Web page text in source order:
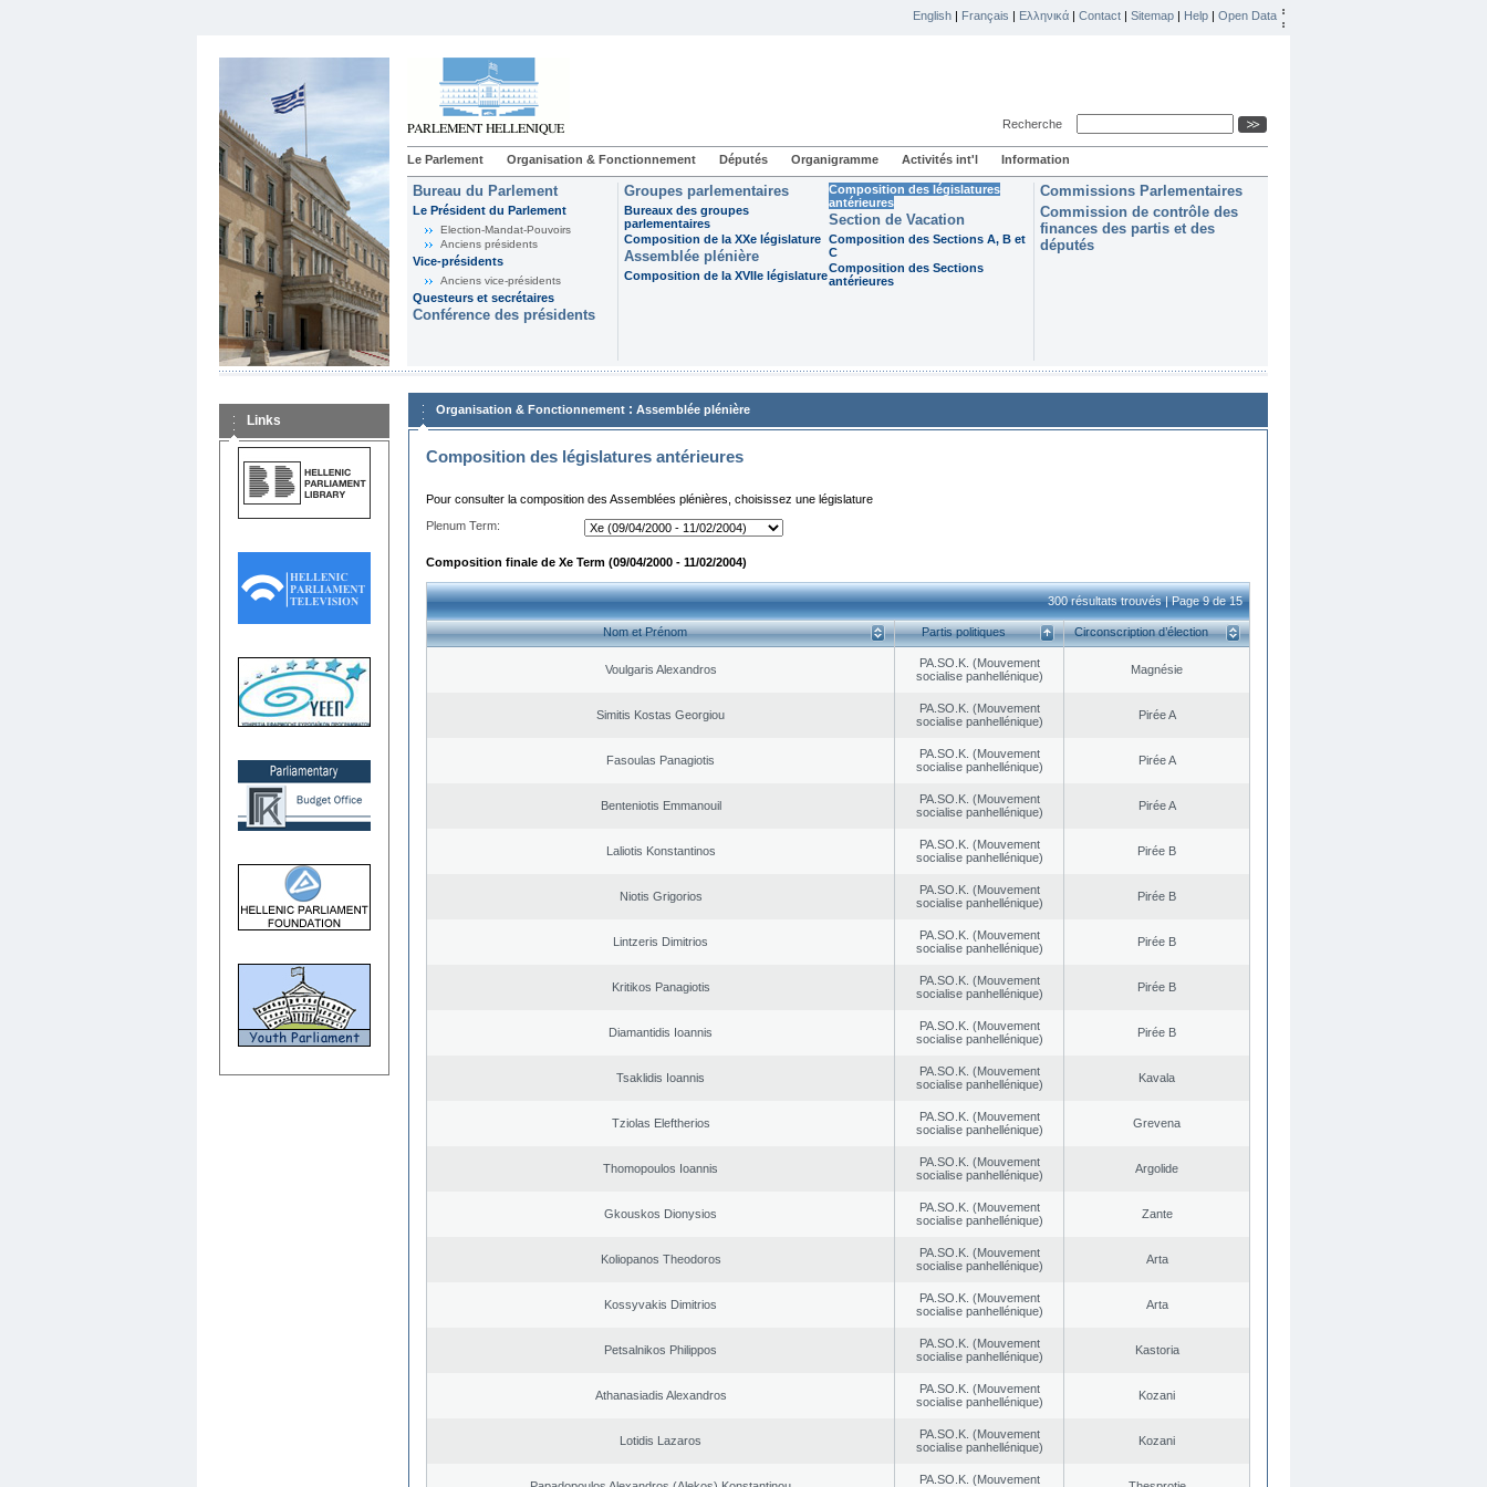
English | Français | Ελληνικά | Contact | Sitemap | Help | Open Data
Recherche
Le Parlement Organisation & Fonctionnement Députés Organigramme Activités int'l Information
Bureau du Parlement
Le Président du Parlement
Election-Mandat-Pouvoirs
Anciens présidents
Vice-présidents
Anciens vice-présidents
Questeurs et secrétaires
Conférence des présidents
Groupes parlementaires
Bureaux des groupes
parlementaires
Composition de la XXe législature
Assemblée plénière
Composition de la XVIIe législature
Composition des législatures
antérieures
Section de Vacation
Composition des Sections A, B et
C
Composition des Sections
antérieures
Commissions Parlementaires
Commission de contrôle des
finances des partis et des
députés
Links
Organisation & Fonctionnement : Assemblée plénière
Composition des législatures antérieures
Pour consulter la composition des Assemblées plénières, choisissez une législature
Plenum Term:
Composition finale de Xe Term (09/04/2000 - 11/02/2004)
300 résultats trouvés | Page 9 de 15
Nom et Prénom Partis politiques Circonscription d’élection
Voulgaris Alexandros
PA.SO.K. (Mouvement
socialise panhellénique)
Magnésie
Simitis Kostas Georgiou
PA.SO.K. (Mouvement
socialise panhellénique)
Pirée A
Fasoulas Panagiotis
PA.SO.K. (Mouvement
socialise panhellénique)
Pirée A
Benteniotis Emmanouil
PA.SO.K. (Mouvement
socialise panhellénique)
Pirée A
Laliotis Konstantinos
PA.SO.K. (Mouvement
socialise panhellénique)
Pirée B
Niotis Grigorios
PA.SO.K. (Mouvement
socialise panhellénique)
Pirée B
Lintzeris Dimitrios
PA.SO.K. (Mouvement
socialise panhellénique)
Pirée B
Kritikos Panagiotis
PA.SO.K. (Mouvement
socialise panhellénique)
Pirée B
Diamantidis Ioannis
PA.SO.K. (Mouvement
socialise panhellénique)
Pirée B
Tsaklidis Ioannis
PA.SO.K. (Mouvement
socialise panhellénique)
Kavala
Tziolas Eleftherios
PA.SO.K. (Mouvement
socialise panhellénique)
Grevena
Thomopoulos Ioannis
PA.SO.K. (Mouvement
socialise panhellénique)
Argolide
Gkouskos Dionysios
PA.SO.K. (Mouvement
socialise panhellénique)
Zante
Koliopanos Theodoros
PA.SO.K. (Mouvement
socialise panhellénique)
Arta
Kossyvakis Dimitrios
PA.SO.K. (Mouvement
socialise panhellénique)
Arta
Petsalnikos Philippos
PA.SO.K. (Mouvement
socialise panhellénique)
Kastoria
Athanasiadis Alexandros
PA.SO.K. (Mouvement
socialise panhellénique)
Kozani
Lotidis Lazaros
PA.SO.K. (Mouvement
socialise panhellénique)
Kozani
PA.SO.K. (Mouvement